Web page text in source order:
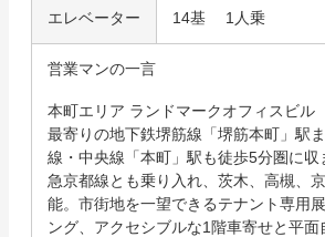
エレベーター 14基 1人乗
営業マンの一言
本町エリア ランドマークオフィスビル
最寄りの地下鉄堺筋線「堺筋本町」駅
線・中央線「本町」駅も徒歩5分圏に
急京都線とも乗り入れ、茨木、高槻、
能。市街地を一望できるテナント専用
ング、アクセシブルな1階車寄せと平